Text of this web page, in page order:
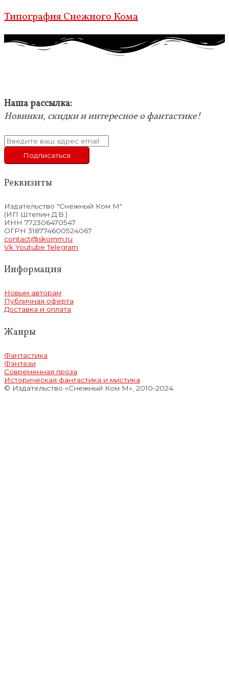
Типография Снежного Кома
Наша рассылка:
Новинки, скидки и интересное о фантастике!
Реквизиты
Издательство "Снежный Ком М"
(ИП Штепин Д.В.)
ИНН 772306470547
ОГРН 318774600524067
contact@skomm.ru
Vk Youtube Telegram
Информация
Новым авторам
Публичная оферта
Доставка и оплата
Жанры
Фантастика
Фэнтези
Современная проза
Историческая фантастика и мистика
© Издательство «Снежный Ком М», 2010-2024